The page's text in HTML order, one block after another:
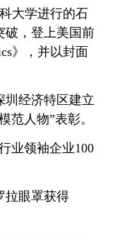
大学进行的石
破，登上美国前
》，并以封面
圳经济特区建立
范人物”表彰。
业领袖企业100
拉眼罩获得